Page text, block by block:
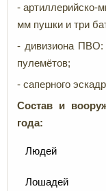
- артиллерийско-
мм пушки и три
- дивизиона ПВО:
пулемётов;
- саперного
Состав и
года:
Людей
Лошадей